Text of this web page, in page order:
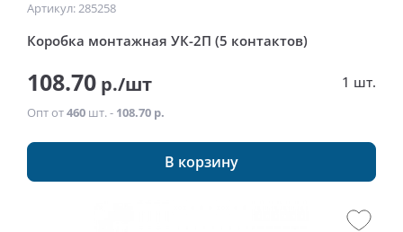
Артикул: 285258
Коробка монтажная УК-2П (5 контактов)
108.70 р./шт 1 шт.
Опт от460 шт. - 108.70 р.
В корзину